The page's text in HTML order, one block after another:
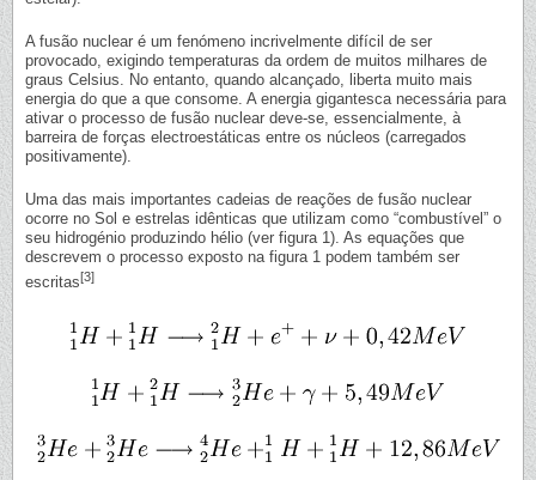
A fusão nuclear é um fenómeno incrivelmente difícil de ser
provocado, exigindo temperaturas da ordem de muitos milhares de
graus Celsius. No entanto, quando alcançado, liberta muito mais
energia do que a que consome. A energia gigantesca necessária para
ativar o processo de fusão nuclear deve-se, essencialmente, à
barreira de forças electroestáticas entre os núcleos (carregados
positivamente).
Uma das mais importantes cadeias de reações de fusão nuclear
ocorre no Sol e estrelas idênticas que utilizam como “combustível” o
seu hidrogénio produzindo hélio (ver figura 1). As equações que
descrevem o processo exposto na figura 1 podem também ser
escritas[3]